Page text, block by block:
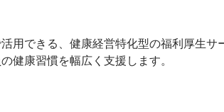
用できる、健康経営特化型の福利厚生
健康習慣を幅広く支援します。